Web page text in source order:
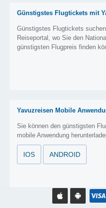
Günstigstes Flugtickets mit
Günstigstes Flugtickets
Reiseportal, wo Sie den
günstigsten Flugpreis finden
Yavuzreisen Mobile
Sie können den günstigsten
mobile Anwendung
IOS ANDROID